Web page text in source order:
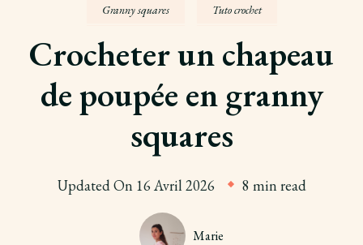
Granny squares Tuto crochet
Crocheter un chapeau
de poupée en granny
squares
Updated On 16 Avril 2026 8 min read
Marie